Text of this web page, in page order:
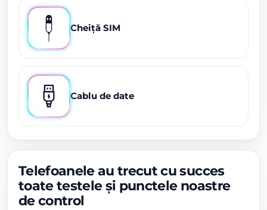
Cheiță SIM
Cablu de date
Telefoanele au trecut cu succes
toate testele și punctele noastre
de control